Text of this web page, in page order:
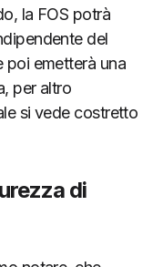
la FOS potrà
del
poi emetterà una
per altro
si vede costretto
di